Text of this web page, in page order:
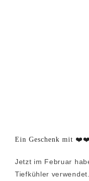
Ein Geschenk mit ❤️❤️
Jetzt im Februar
Tiefkühler